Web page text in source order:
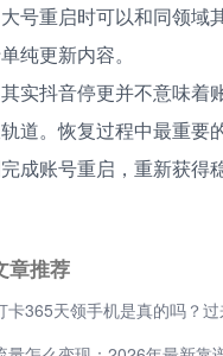
号重启时可以和同领域
纯更新内容。
其实抖音停更并不意味着
道。恢复过程中最重要
成账号重启，重新获得
章推荐